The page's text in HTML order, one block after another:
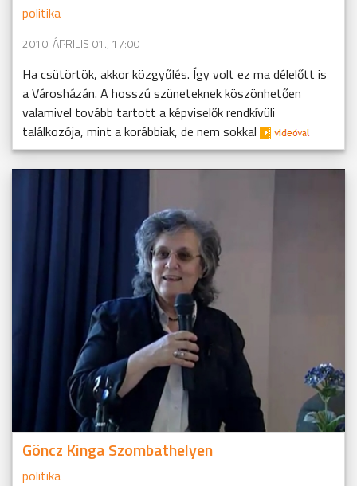
politika
2010. ÁPRILIS 01., 17:00
Ha csütörtök, akkor közgyűlés. Így volt ez ma délelőtt is
a Városházán. A hosszú szüneteknek köszönhetően
valamivel tovább tartott a képviselők rendkívüli
találkozója, mint a korábbiak, de nem sokkal
Göncz Kinga Szombathelyen
politika